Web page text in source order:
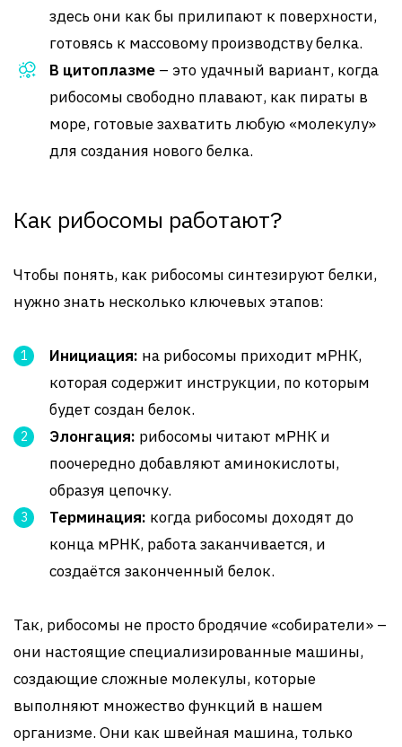
здесь они как бы прилипают к поверхности,
готовясь к массовому производству белка.
В цитоплазме – это удачный вариант, когда
рибосомы свободно плавают, как пираты в
море, готовые захватить любую «молекулу»
для создания нового белка.
Как рибосомы работают?
Чтобы понять, как рибосомы синтезируют белки,
нужно знать несколько ключевых этапов:
Инициация: на рибосомы приходит мРНК,
которая содержит инструкции, по которым
будет создан белок.
Элонгация: рибосомы читают мРНК и
поочередно добавляют аминокислоты,
образуя цепочку.
Терминация: когда рибосомы доходят до
конца мРНК, работа заканчивается, и
создаётся законченный белок.
Так, рибосомы не просто бродячие «собиратели» –
они настоящие специализированные машины,
создающие сложные молекулы, которые
выполняют множество функций в нашем
организме. Они как швейная машина, только